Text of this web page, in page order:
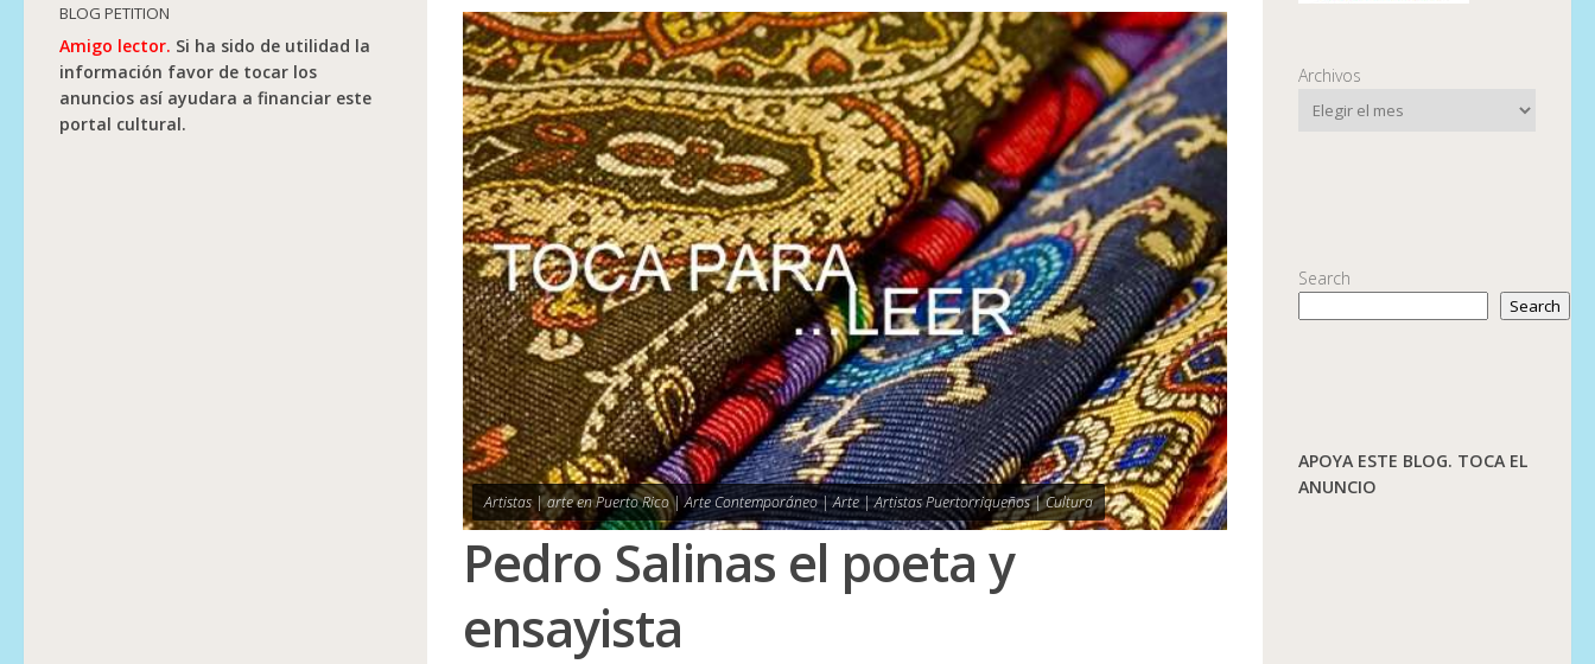
Artistas | arte en Puerto Rico | Arte Contemporáneo | Arte | Artistas Puertorriqueños | Cultura
Pedro Salinas el poeta y
ensayista
BLOG PETITION
Amigo lector. Si ha sido de utilidad la
información favor de tocar los
anuncios así ayudara a financiar este
portal cultural.
Archivos
Search
Search
APOYA ESTE BLOG. TOCA EL
ANUNCIO